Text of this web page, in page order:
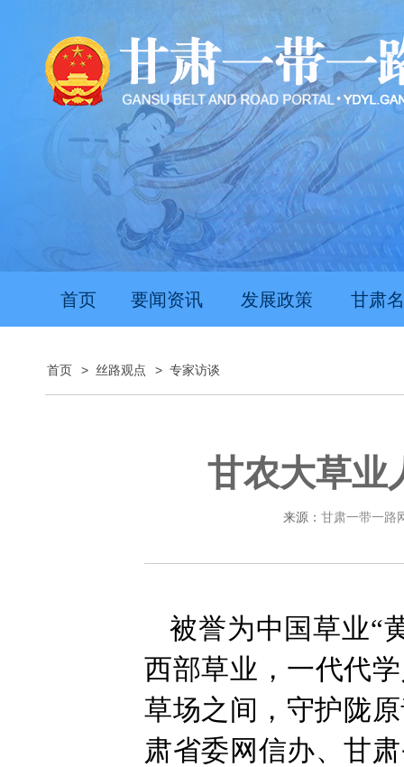
首页 要闻资讯 发展政策 甘肃
首页 > 丝路观点 > 专家访谈
甘农大草业
来源： 甘肃一带一路
被誉为中国草业“
西部草业，一代代
草场之间，守护陇
肃省委网信办、甘